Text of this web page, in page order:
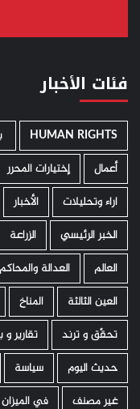
فئات الأخبار
HUMAN RIGHTS
أعمال
إختيارات المحرر
اراء وتحليلات
الأخبار
الخبر الرئيسي
الزراعة
العالم
العدالة والمحاكم
العين الثالثة
المناخ
تحقّق و ترند
تقارير و
حديث اليوم
سياسة
غير مصنف
في الميزان